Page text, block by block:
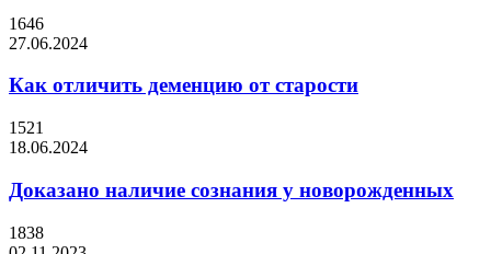
1646
27.06.2024
Как отличить деменцию от старости
1521
18.06.2024
Доказано наличие сознания у новорожденных
1838